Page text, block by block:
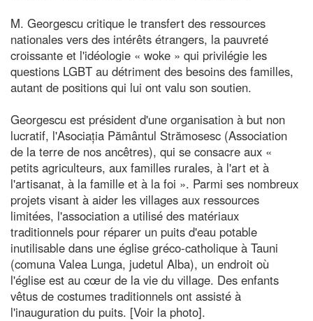
M. Georgescu critique le transfert des ressources
nationales vers des intérêts étrangers, la pauvreté
croissante et l'idéologie « woke » qui privilégie les
questions LGBT au détriment des besoins des familles,
autant de positions qui lui ont valu son soutien.
Georgescu est président d'une organisation à but non
lucratif, l'Asociația Pământul Strămosesc (Association
de la terre de nos ancêtres), qui se consacre aux «
petits agriculteurs, aux familles rurales, à l'art et à
l'artisanat, à la famille et à la foi ». Parmi ses nombreux
projets visant à aider les villages aux ressources
limitées, l'association a utilisé des matériaux
traditionnels pour réparer un puits d'eau potable
inutilisable dans une église gréco-catholique à Tauni
(comuna Valea Lunga, judetul Alba), un endroit où
l'église est au cœur de la vie du village. Des enfants
vêtus de costumes traditionnels ont assisté à
l'inauguration du puits. [Voir la photo].